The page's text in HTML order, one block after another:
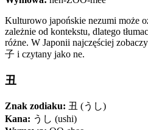
Kulturowo japońskie nezumi może
zależnie od kontekstu, dlatego
różne. W Japonii najczęściej
子 i czytany jako ne.
丑
Znak zodiaku: 丑 (うし)
Kana: うし (ushi)